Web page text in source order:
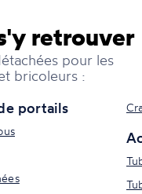
retrouver
pour les
bricoleurs :
portails